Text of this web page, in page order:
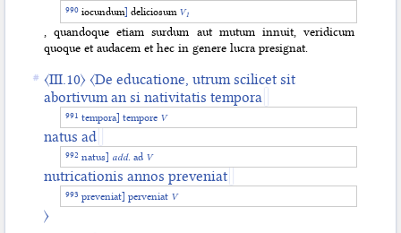
iocundum] deliciosum V1
, quandoque etiam surdum aut mutum innuit, veridicum
quoque et audacem et hec in genere lucra presignat.
〈III.10〉 〈De educatione, utrum scilicet sit
abortivum an si nativitatis tempora
tempora] tempore V
natus ad
natus] add. ad V
nutricationis annos preveniat
preveniat] perveniat V
〉